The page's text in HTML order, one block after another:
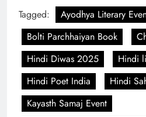
Tagged:
Ayodhya Literary
Bolti Parchhaiyan Book
Hindi Diwas 2025
Hindi
Hindi Poet India
Hindi
Kayasth Samaj Event